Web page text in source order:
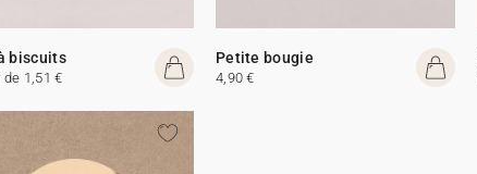
biscuits
de 1,51 €
Petite bougie
4,90 €